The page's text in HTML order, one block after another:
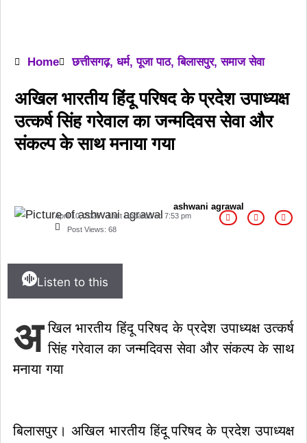
Home छत्तीसगढ़, धर्म,पूजा पाठ,बिलासपुर,समाज सेवा
अखिल भारतीय हिंदू परिषद के प्रदेश उपाध्यक्ष
उत्कर्ष सिंह गरेवाल का जन्मदिवस सेवा और
संकल्प के साथ मनाया गया
ashwani agrawal
April 10, 2026 Last Updated on 7:53 pm
Post Views: 68
Listen to this
अ खिल भारतीय हिंदू परिषद के प्रदेश उपाध्यक्ष उत्कर्ष
सिंह गरेवाल का जन्मदिवस सेवा और संकल्प के साथ
मनाया गया
​बिलासपुर। अखिल भारतीय हिंदू परिषद के प्रदेश उपाध्यक्ष